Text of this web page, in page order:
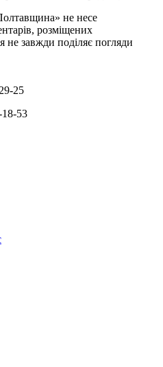
не несе
розміщених
не завжди поділяє погляди
25
53